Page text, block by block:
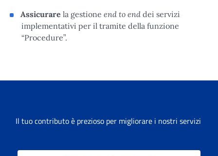
Assicurare la gestione end to end dei servizi
implementativi per il tramite della funzione
“Procedure”.
Il tuo contributo è prezioso per migliorare i nostri servizi